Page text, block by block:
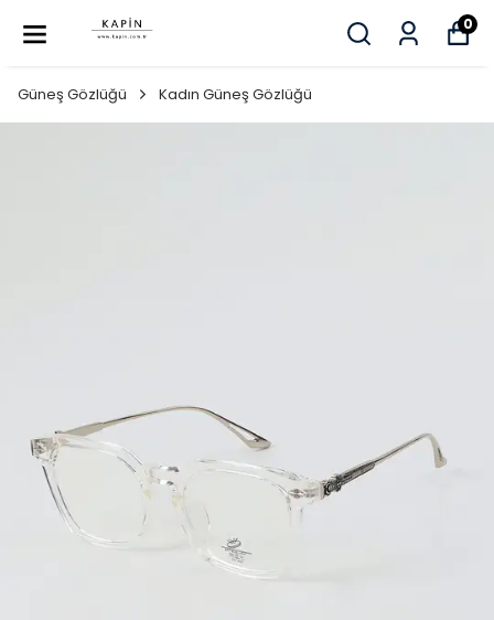
0
Güneş Gözlüğü Kadın Güneş Gözlüğü